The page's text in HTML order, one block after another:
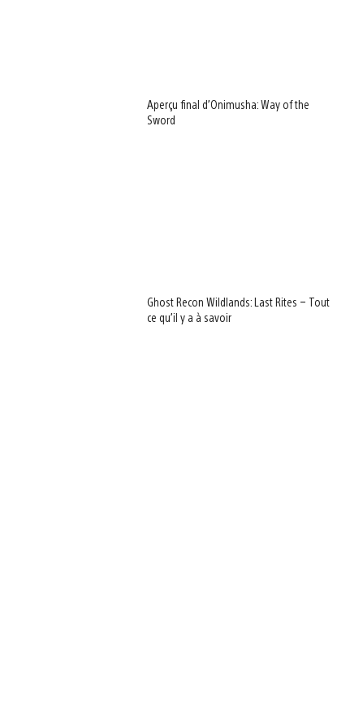
Aperçu final d’Onimusha: Way of the
Sword
Ghost Recon Wildlands: Last Rites – Tout
ce qu’il y a à savoir